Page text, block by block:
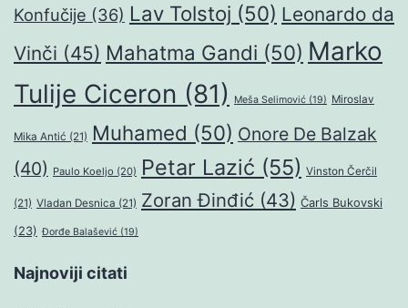
Konfučije (36) Lav Tolstoj (50) Leonardo da
Vinči (45) Mahatma Gandi (50) Marko
Tulije Ciceron (81) Meša Selimović (19) Miroslav
Mika Antić (21) Muhamed (50) Onore De Balzak
(40) Paulo Koeljo (20) Petar Lazić (55) Vinston Čerčil
(21) Vladan Desnica (21) Zoran Đinđić (43) Čarls Bukovski
(23) Đorđe Balašević (19)
Najnoviji citati